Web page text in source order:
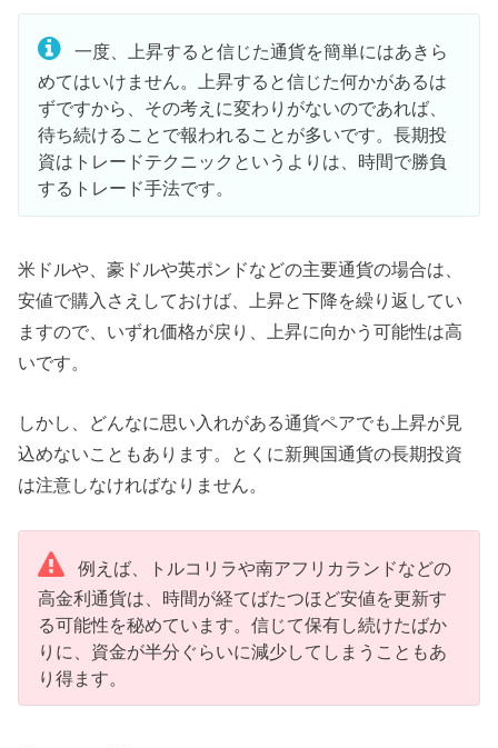
一度、上昇すると信じた通貨を簡単にはあきら
めてはいけません。上昇すると信じた何かがあるは
ずですから、その考えに変わりがないのであれば、
待ち続けることで報われることが多いです。長期投
資はトレードテクニックというよりは、時間で勝負
するトレード手法です。
米ドルや、豪ドルや英ポンドなどの主要通貨の場合は、
安値で購入さえしておけば、上昇と下降を繰り返してい
ますので、いずれ価格が戻り、上昇に向かう可能性は高
いです。
しかし、どんなに思い入れがある通貨ペアでも上昇が見
込めないこともあります。とくに新興国通貨の長期投資
は注意しなければなりません。
例えば、トルコリラや南アフリカランドなどの
高金利通貨は、時間が経てばたつほど安値を更新す
る可能性を秘めています。信じて保有し続けたばか
りに、資金が半分ぐらいに減少してしまうこともあ
り得ます。